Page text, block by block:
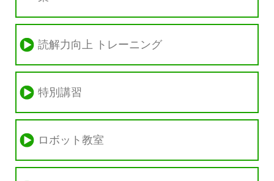
読解力向上 トレーニング
特別講習
ロボット教室